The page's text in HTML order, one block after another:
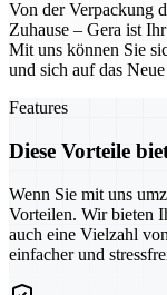
Von der Verpackung
Zuhause – Gera ist
Mit uns können Sie
und sich auf das
Features
Diese Vorteile
Wenn Sie mit uns
Vorteilen. Wir bieten
auch eine Vielzahl
einfacher und